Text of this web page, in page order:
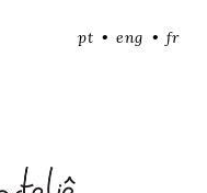
pt • eng • fr